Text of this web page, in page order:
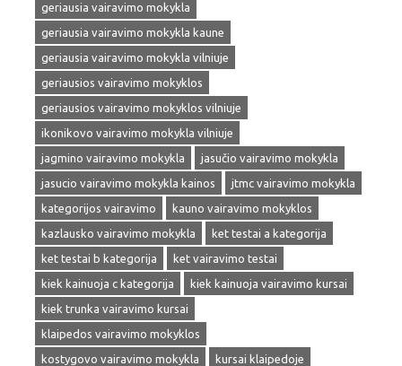
geriausia vairavimo mokykla
geriausia vairavimo mokykla kaune
geriausia vairavimo mokykla vilniuje
geriausios vairavimo mokyklos
geriausios vairavimo mokyklos vilniuje
ikonikovo vairavimo mokykla vilniuje
jagmino vairavimo mokykla
jasučio vairavimo mokykla
jasucio vairavimo mokykla kainos
jtmc vairavimo mokykla
kategorijos vairavimo
kauno vairavimo mokyklos
kazlausko vairavimo mokykla
ket testai a kategorija
ket testai b kategorija
ket vairavimo testai
kiek kainuoja c kategorija
kiek kainuoja vairavimo kursai
kiek trunka vairavimo kursai
klaipedos vairavimo mokyklos
kostygovo vairavimo mokykla
kursai klaipedoje